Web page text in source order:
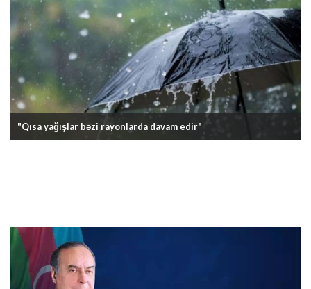
"Qısa yağışlar bəzi rayonlarda davam edir"